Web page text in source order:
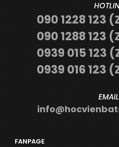
090 1228 123
090 1288 123
0939 015 123
0939 016 123
FANPAGE